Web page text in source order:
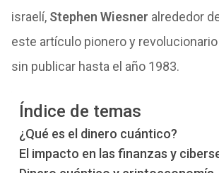
israelí, Stephen Wiesner alrededor
este artículo pionero y
sin publicar hasta el año 1983.
Índice de temas
¿Qué es el dinero cuántico?
El impacto en las finanzas y